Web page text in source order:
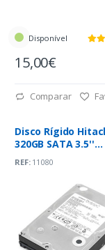
Disponível
15,00€
Comparar
Disco Rígido
320GB SATA 3.5''
REF:11080